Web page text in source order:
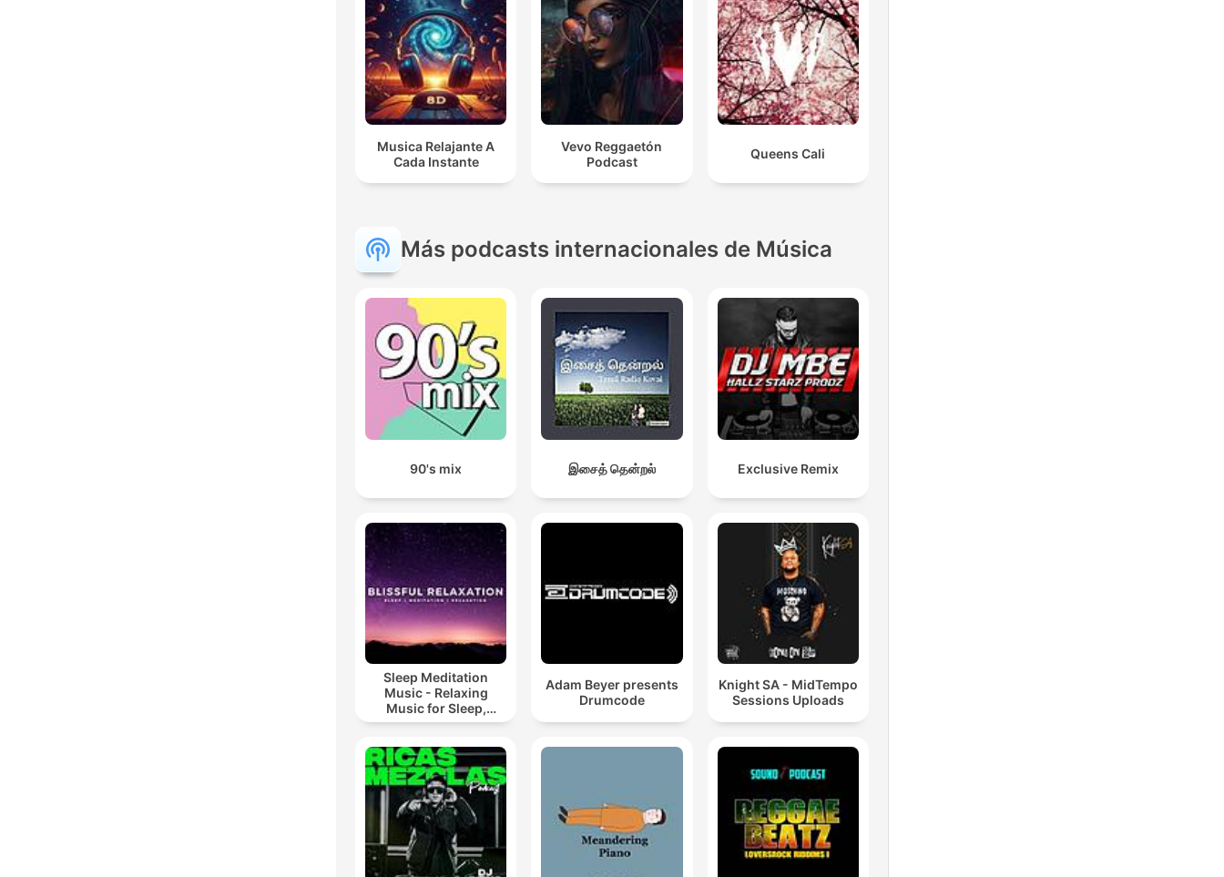
Musica Relajante A
Cada Instante
Vevo Reggaetón
Podcast
Queens Cali
Más podcasts internacionales de Música
90's mix இசைத் தென்றல் Exclusive Remix
Sleep Meditation
Music - Relaxing
Music for Sleep,
Meditation &
Adam Beyer presents
Drumcode
Knight SA - MidTempo
Sessions Uploads